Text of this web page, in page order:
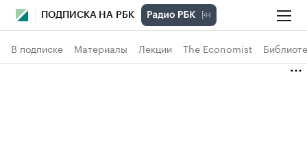
ПОДПИСКА НА РБК
В подписке Материалы Лекции The Economist